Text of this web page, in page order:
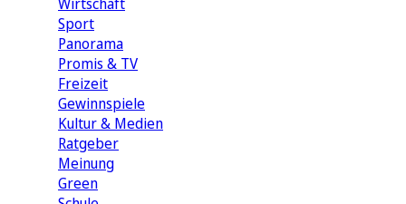
Sport
Panorama
Promis & TV
Freizeit
Gewinnspiele
Kultur & Medien
Ratgeber
Meinung
Green